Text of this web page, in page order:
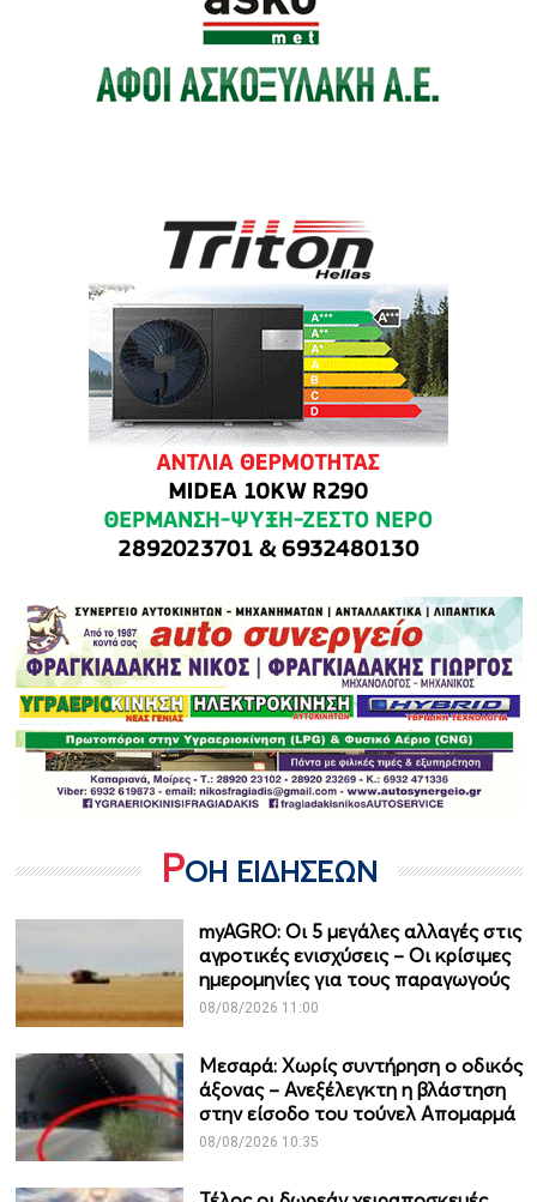
ΡΟΗ ΕΙΔΗΣΕΩΝ
myAGRO: Οι 5 μεγάλες αλλαγές στις
αγροτικές ενισχύσεις – Οι κρίσιμες
ημερομηνίες για τους παραγωγούς
08/08/2026 11:00
Μεσαρά: Χωρίς συντήρηση ο οδικός
άξονας – Ανεξέλεγκτη η βλάστηση
στην είσοδο του τούνελ Απομαρμά
08/08/2026 10:35